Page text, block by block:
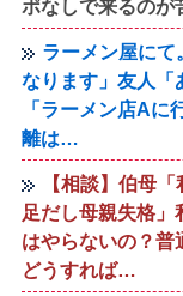
ポなしで来るのが
ラーメン屋にて
なります」友人
「ラーメン店A
離は…
【相談】伯母
足だし母親失格」
はやらないの？
どうすれば…